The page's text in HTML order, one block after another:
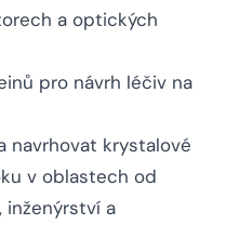
a optických
pro návrh léčiv na
navrhovat krystalové
v oblastech od
inženýrství a